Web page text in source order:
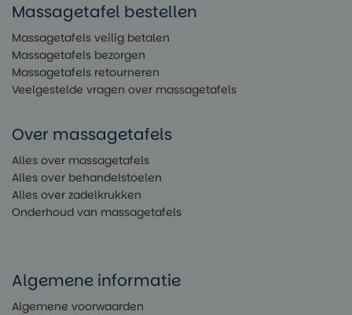
Massagetafel bestellen
Massagetafels veilig betalen
Massagetafels bezorgen
Massagetafels retourneren
Veelgestelde vragen over massagetafels
Over massagetafels
Alles over massagetafels
Alles over behandelstoelen
Alles over zadelkrukken
Onderhoud van massagetafels
Algemene informatie
Algemene voorwaarden